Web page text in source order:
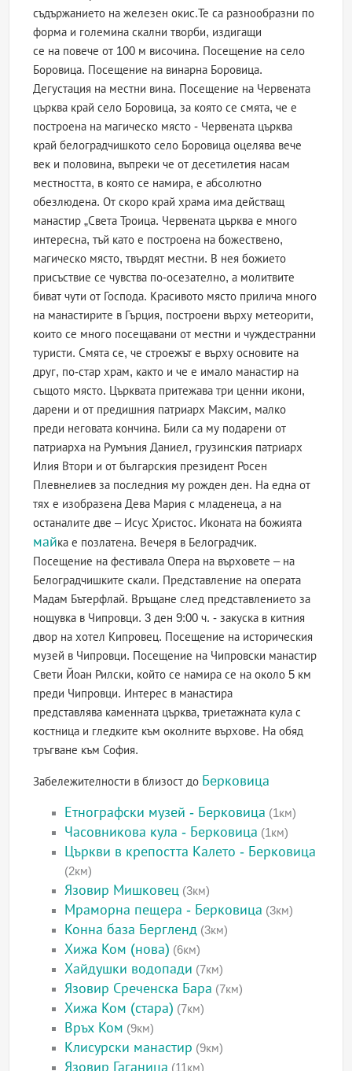
съдържанието на железен окис.Те са разнообразни по
форма и големина скални творби, издигащи
се на повече от 100 м височина. Посещение на село
Боровица. Посещение на винарна Боровица.
Дегустация на местни вина. Посещение на Червената
църква край село Боровица, за която се смята, че е
построена на магическо място - Червената църква
край белоградчишкото село Боровица оцелява вече
век и половина, въпреки че от десетилетия насам
местността, в която се намира, е абсолютно
обезлюдена. От скоро край храма има действащ
манастир „Света Троица. Червената църква е много
интересна, тъй като е построена на божествено,
магическо място, твърдят местни. В нея божието
присъствие се чувства по-осезателно, а молитвите
биват чути от Господа. Красивото място прилича много
на манастирите в Гърция, построени върху метеорити,
които се много посещавани от местни и чуждестранни
туристи. Смята се, че строежът е върху основите на
друг, по-стар храм, както и че е имало манастир на
същото място. Църквата притежава три ценни икони,
дарени и от предишния патриарх Максим, малко
преди неговата кончина. Били са му подарени от
патриарха на Румъния Даниел, грузинския патриарх
Илия Втори и от българския президент Росен
Плевнелиев за последния му рожден ден. На една от
тях е изобразена Дева Мария с младенеца, а на
останалите две – Исус Христос. Иконата на божията
майка е позлатена. Вечеря в Белоградчик.
Посещение на фестивала Опера на върховете – на
Белоградчишките скали. Представление на операта
Мадам Бътерфлай. Връщане след представлението за
нощувка в Чипровци. 3 ден 9:00 ч. - закуска в китния
двор на хотел Кипровец. Посещение на историческия
музей в Чипровци. Посещение на Чипровски манастир
Свети Йоан Рилски, който се намира се на около 5 км
преди Чипровци. Интерес в манастира
представлява каменната църква, триетажната кула с
костница и гледките към околните върхове. На обяд
тръгване към София.
Забележителности в близост до Берковица
Етнографски музей - Берковица (1км)
Часовникова кула - Берковица (1км)
Църкви в крепостта Калето - Берковица
(2км)
Язовир Мишковец (3км)
Мраморна пещера - Берковица (3км)
Конна база Бергленд (3км)
Хижа Ком (нова) (6км)
Хайдушки водопади (7км)
Язовир Среченска Бара (7км)
Хижа Ком (стара) (7км)
Връх Ком (9км)
Клисурски манастир (9км)
Язовир Гаганица (11км)